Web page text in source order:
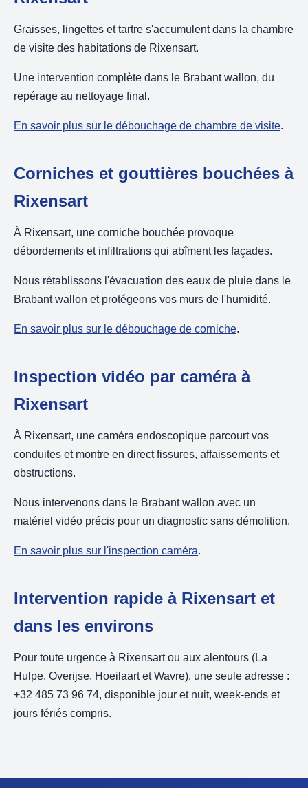
Graisses, lingettes et tartre s'accumulent dans la chambre
de visite des habitations de Rixensart.
Une intervention complète dans le Brabant wallon, du
repérage au nettoyage final.
En savoir plus sur le débouchage de chambre de visite.
Corniches et gouttières bouchées à
Rixensart
À Rixensart, une corniche bouchée provoque
débordements et infiltrations qui abîment les façades.
Nous rétablissons l'évacuation des eaux de pluie dans le
Brabant wallon et protégeons vos murs de l'humidité.
En savoir plus sur le débouchage de corniche.
Inspection vidéo par caméra à
Rixensart
À Rixensart, une caméra endoscopique parcourt vos
conduites et montre en direct fissures, affaissements et
obstructions.
Nous intervenons dans le Brabant wallon avec un
matériel vidéo précis pour un diagnostic sans démolition.
En savoir plus sur l'inspection caméra.
Intervention rapide à Rixensart et
dans les environs
Pour toute urgence à Rixensart ou aux alentours (La
Hulpe, Overijse, Hoeilaart et Wavre), une seule adresse :
+32 485 73 96 74, disponible jour et nuit, week-ends et
jours fériés compris.